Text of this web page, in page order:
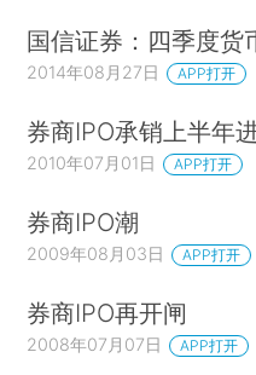
国信证券：四季度货
2014年08月27日 APP打开
券商IPO承销上半年
2010年07月01日 APP打开
券商IPO潮
2009年08月03日 APP打开
券商IPO再开闸
2008年07月07日 APP打开